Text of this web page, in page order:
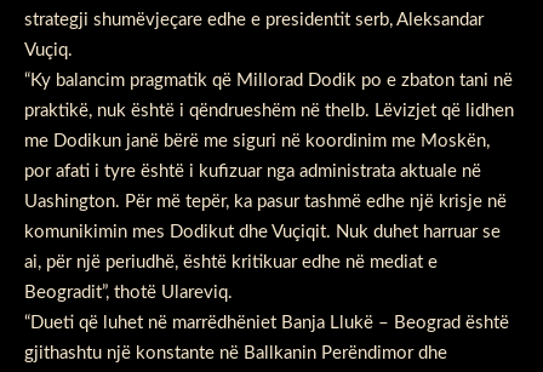
strategji shumëvjeçare edhe e presidentit serb, Aleksandar
Vuçiq.
“Ky balancim pragmatik që Millorad Dodik po e zbaton tani në
praktikë, nuk është i qëndrueshëm në thelb. Lëvizjet që lidhen
me Dodikun janë bërë me siguri në koordinim me Moskën,
por afati i tyre është i kufizuar nga administrata aktuale në
Uashington. Për më tepër, ka pasur tashmë edhe një krisje në
komunikimin mes Dodikut dhe Vuçiqit. Nuk duhet harruar se
ai, për një periudhë, është kritikuar edhe në mediat e
Beogradit”, thotë Ulareviq.
“Dueti që luhet në marrëdhëniet Banja Llukë – Beograd është
gjithashtu një konstante në Ballkanin Perëndimor dhe